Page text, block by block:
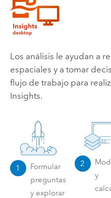
Los análisis le ayudan a
espaciales y a tomar
flujo de trabajo para
Insights.
1
Formular
preguntas
y explorar
2
y